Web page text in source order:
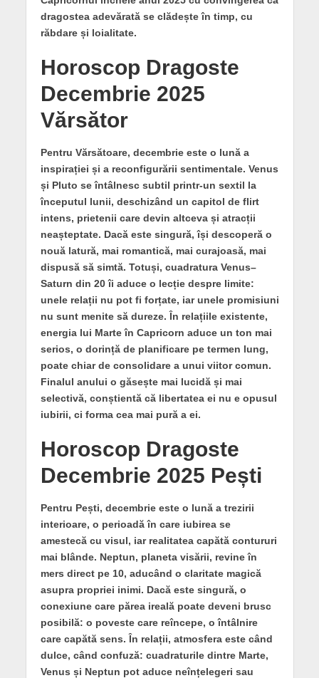
dragostea adevărată se clădește în timp, cu
răbdare și loialitate.
Horoscop Dragoste
Decembrie 2025
Vărsător
Pentru Vărsătoare, decembrie este o lună a
inspirației și a reconfigurării sentimentale. Venus
și Pluto se întâlnesc subtil printr-un sextil la
începutul lunii, deschizând un capitol de flirt
intens, prietenii care devin altceva și atracții
neașteptate. Dacă este singură, își descoperă o
nouă latură, mai romantică, mai curajoasă, mai
dispusă să simtă. Totuși, cuadratura Venus–
Saturn din 20 îi aduce o lecție despre limite:
unele relații nu pot fi forțate, iar unele promisiuni
nu sunt menite să dureze. În relațiile existente,
energia lui Marte în Capricorn aduce un ton mai
serios, o dorință de planificare pe termen lung,
poate chiar de consolidare a unui viitor comun.
Finalul anului o găsește mai lucidă și mai
selectivă, conștientă că libertatea ei nu e opusul
iubirii, ci forma cea mai pură a ei.
Horoscop Dragoste
Decembrie 2025 Pești
Pentru Pești, decembrie este o lună a trezirii
interioare, o perioadă în care iubirea se
amestecă cu visul, iar realitatea capătă contururi
mai blânde. Neptun, planeta visării, revine în
mers direct pe 10, aducând o claritate magică
asupra propriei inimi. Dacă este singură, o
conexiune care părea ireală poate deveni brusc
posibilă: o poveste care reîncepe, o întâlnire
care capătă sens. În relații, atmosfera este când
dulce, când confuză: cuadraturile dintre Marte,
Venus și Neptun pot aduce neînțelegeri sau